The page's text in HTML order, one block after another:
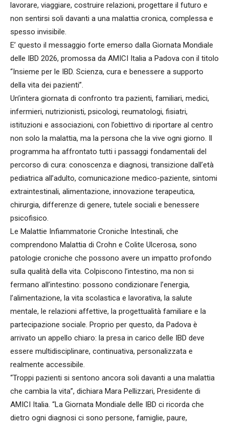
lavorare, viaggiare, costruire relazioni, progettare il futuro e
non sentirsi soli davanti a una malattia cronica, complessa e
spesso invisibile.
E’ questo il messaggio forte emerso dalla Giornata Mondiale
delle IBD 2026, promossa da AMICI Italia a Padova con il titolo
“Insieme per le IBD. Scienza, cura e benessere a supporto
della vita dei pazienti”.
Un’intera giornata di confronto tra pazienti, familiari, medici,
infermieri, nutrizionisti, psicologi, reumatologi, fisiatri,
istituzioni e associazioni, con l’obiettivo di riportare al centro
non solo la malattia, ma la persona che la vive ogni giorno. Il
programma ha affrontato tutti i passaggi fondamentali del
percorso di cura: conoscenza e diagnosi, transizione dall’età
pediatrica all’adulto, comunicazione medico-paziente, sintomi
extraintestinali, alimentazione, innovazione terapeutica,
chirurgia, differenze di genere, tutele sociali e benessere
psicofisico.
Le Malattie Infiammatorie Croniche Intestinali, che
comprendono Malattia di Crohn e Colite Ulcerosa, sono
patologie croniche che possono avere un impatto profondo
sulla qualità della vita. Colpiscono l’intestino, ma non si
fermano all’intestino: possono condizionare l’energia,
l’alimentazione, la vita scolastica e lavorativa, la salute
mentale, le relazioni affettive, la progettualità familiare e la
partecipazione sociale. Proprio per questo, da Padova è
arrivato un appello chiaro: la presa in carico delle IBD deve
essere multidisciplinare, continuativa, personalizzata e
realmente accessibile.
“Troppi pazienti si sentono ancora soli davanti a una malattia
che cambia la vita”, dichiara Mara Pellizzari, Presidente di
AMICI Italia. “La Giornata Mondiale delle IBD ci ricorda che
dietro ogni diagnosi ci sono persone, famiglie, paure,